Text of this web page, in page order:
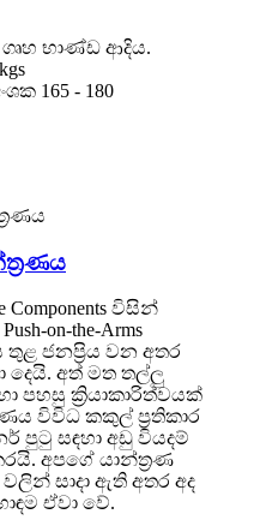
භාණ්ඩ ආදිය.
165 - 180
Components විසින්
on-the-Arms
තුළ ජනප්‍රිය වන අතර
දෙයි. අත් මත තල්ලු
පහසු ක්‍රියාකාරිත්වයක්
විවිධ කකුල් ප්‍රතිකාර
පුටු සඳහා අඩු වියදම්
අපගේ යාන්ත්‍රණ
සාදා ඇති අතර අද
ඒවා වේ.